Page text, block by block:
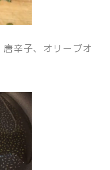
辛子、オリーブオ